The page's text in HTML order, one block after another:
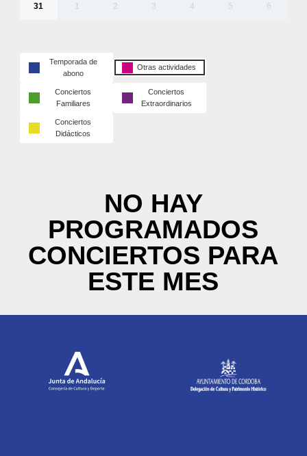
31 1 2 3 4 5 6
Temporada de
abono
Otras actividades
Conciertos
Familiares
Conciertos
Extraordinarios
Conciertos
Didácticos
NO HAY
PROGRAMADOS
CONCIERTOS PARA
ESTE MES